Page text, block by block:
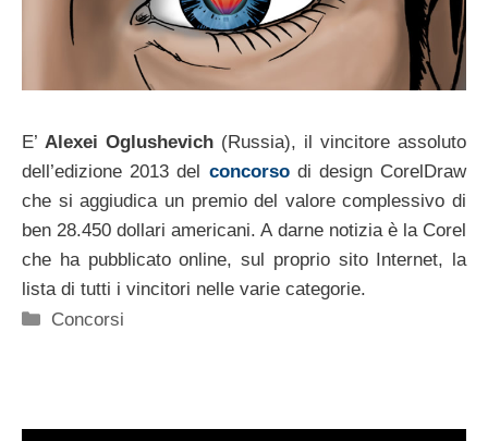
E’ Alexei Oglushevich (Russia), il vincitore assoluto
dell’edizione 2013 del concorsodi design CorelDraw
che si aggiudica un premio del valore complessivo di
ben 28.450 dollari americani. A darne notizia è la Corel
che ha pubblicato online, sul proprio sito Internet, la
lista di tutti i vincitori nelle varie categorie.
Categorie
Concorsi